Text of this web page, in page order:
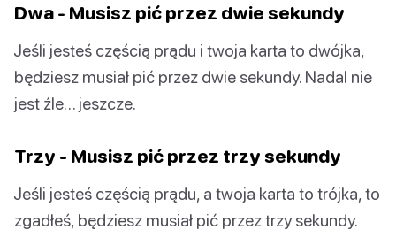
Dwa - Musisz pić przez dwie sekundy
Jeśli jesteś częścią prądu i twoja karta to dwójka,
będziesz musiał pić przez dwie sekundy. Nadal nie
jest źle… jeszcze.
Trzy - Musisz pić przez trzy sekundy
Jeśli jesteś częścią prądu, a twoja karta to trójka, to
zgadłeś, będziesz musiał pić przez trzy sekundy.